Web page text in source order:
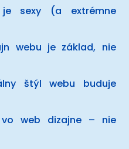
sexy (a extrémne
webu je základ, nie
štýl webu buduje
web dizajne – nie